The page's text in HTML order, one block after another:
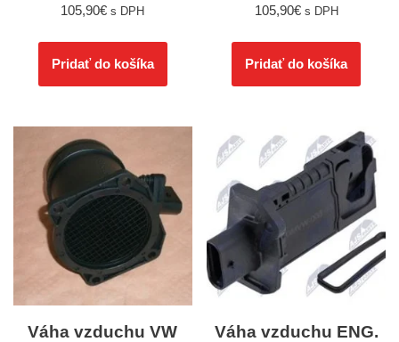
105,90€ s DPH
Pridať do košíka
105,90€ s DPH
Pridať do košíka
Váha vzduchu VW
Váha vzduchu ENG.